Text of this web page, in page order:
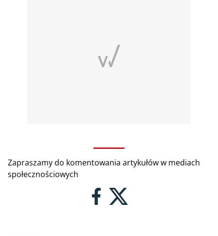
Zapraszamy do komentowania artykułów w mediach
społecznościowych